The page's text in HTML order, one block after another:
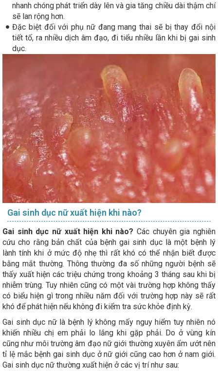
nhanh chóng phát triển dày lên và gia tăng chiều dài thậm chí
sẽ lan rộng hơn.
Đặc biệt đối với phụ nữ đang mang thai sẽ bị thay đổi nội
tiết tố, ra nhiều dịch âm đạo, đi tiểu nhiều lần khi bị gai sinh
dục.
Gai sinh dục nữ xuất hiện khi nào?
Gai sinh dục nữ xuất hiện khi nào?Các chuyên gia nghiên
cứu cho rằng bản chất của bệnh gai sinh dục là một bệnh lý
lành tính khi ở mức độ nhẹ thì rất khó có thể nhận biết được
bằng mắt thường. Thông thường đa số những người bệnh sẽ
thấy xuất hiện các triệu chứng trong khoảng 3 tháng sau khi bị
nhiễm trùng. Tuy nhiên cũng có một vài trường hợp không thấy
có biểu hiện gì trong nhiều năm đối với trường hợp này sẽ rất
khó để phát hiện nếu không đi kiểm tra sức khỏe định kỳ.
Gai sinh dục nữ là bệnh lý không mấy nguy hiểm tuy nhiên nó
khiến nhiều chị em phải lo lắng khi gặp phải. Do ở vùng kín
cũng như môi trường âm đạo nữ giới thường xuyên ẩm ướt nên
tỉ lệ mắc bệnh gai sinh dục ở nữ giới cũng cao hơn ở nam giới.
Gai sinh dục nữ thường xuất hiện ở các vị trí như sau: